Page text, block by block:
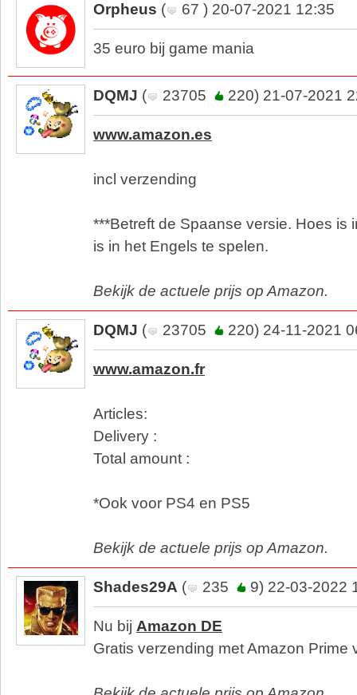
Orpheus ( 67 ) 20-07-2021 12:35
35 euro bij game mania
DQMJ ( 23705 220) 21-07-2021
www.amazon.es
incl verzending
***Betreft de Spaanse versie. Hoes is
is in het Engels te spelen.
Bekijk de actuele prijs op Amazon.
DQMJ ( 23705 220) 24-11-2021
www.amazon.fr
Articles:
Delivery :
Total amount :
*Ook voor PS4 en PS5
Bekijk de actuele prijs op Amazon.
Shades29A ( 235 9) 22-03-2022
Nu bij Amazon DE
Gratis verzending met Amazon Prime